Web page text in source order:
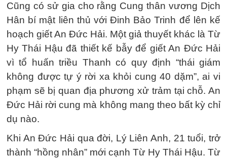
Cũng có sử gia cho rằng Cung thân vương Dịch
Hân bí mật liên thủ với Đinh Bảo Trinh để lên kế
hoạch giết An Đức Hải. Một giả thuyết khác là Từ
Hy Thái Hậu đã thiết kế bẫy để giết An Đức Hải
vì tổ huấn triều Thanh có quy định “thái giám
không được tự ý rời xa khỏi cung 40 dặm”, ai vi
phạm sẽ bị quan địa phương xử trảm tại chỗ. An
Đức Hải rời cung mà không mang theo bất kỳ chỉ
dụ nào.
Khi An Đức Hải qua đời, Lý Liên Anh, 21 tuổi, trở
thành “hồng nhân” mới cạnh Từ Hy Thái Hậu. Từ